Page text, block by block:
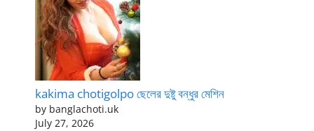
kakima chotigolpo ছেলের দুষ্টু বন্ধুর মেশিন
by banglachoti.uk
July 27, 2026